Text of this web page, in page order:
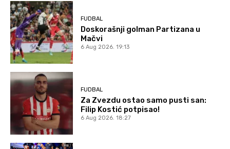
FUDBAL
Doskorašnji golman Partizana u
Mačvi
6 Aug 2026. 19:13
FUDBAL
Za Zvezdu ostao samo pusti san:
Filip Kostić potpisao!
6 Aug 2026. 18:27